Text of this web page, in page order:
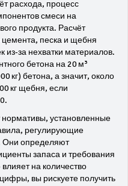
расхода, процесс
смеси на
продукта. Расчёт
цемента, песка и щебня
из‑за нехватки материалов.
бетона на 20 м³
кг) бетона, а значит, около
кг щебня, если
установленные
регулирующие
Они определяют
запаса и требования
на количество
вы рискуете получить